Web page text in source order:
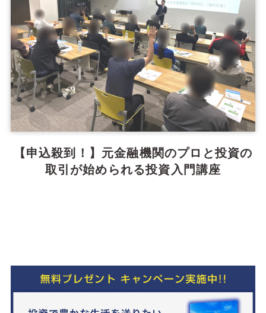
【申込殺到！】元金融機関のプロと投資の
取引が始められる投資入門講座